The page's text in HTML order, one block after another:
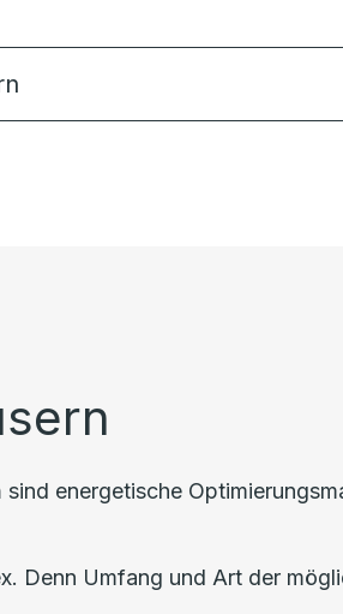
sind energetische
Denn Umfang und Art der